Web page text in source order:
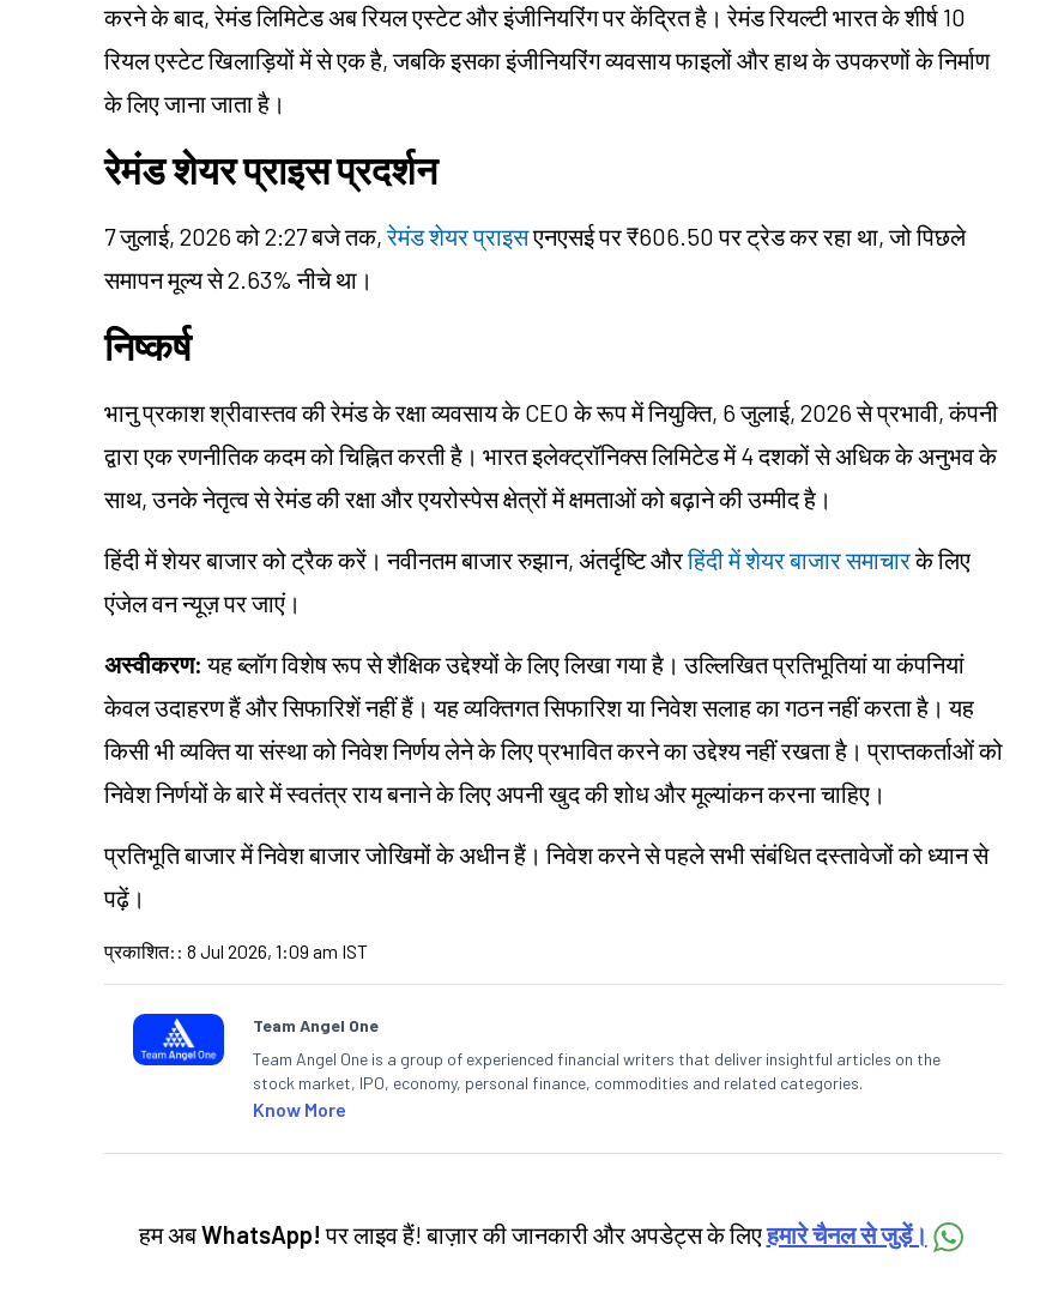
करने के बाद, रेमंड लिमिटेड अब रियल एस्टेट और इंजीनियरिंग पर केंद्रित है। रेमंड रियल्टी भारत के शीर्ष 10
रियल एस्टेट खिलाड़ियों में से एक है, जबकि इसका इंजीनियरिंग व्यवसाय फाइलों और हाथ के उपकरणों के निर्माण
के लिए जाना जाता है।
रेमंड शेयर प्राइस प्रदर्शन
7 जुलाई, 2026 को 2:27 बजे तक,रेमंड शेयर प्राइसएनएसई पर ₹606.50 पर ट्रेड कर रहा था, जो पिछले
समापन मूल्य से 2.63% नीचे था।
निष्कर्ष
भानु प्रकाश श्रीवास्तव की रेमंड के रक्षा व्यवसाय के CEO के रूप में नियुक्ति, 6 जुलाई, 2026 से प्रभावी, कंपनी
द्वारा एक रणनीतिक कदम को चिह्नित करती है। भारत इलेक्ट्रॉनिक्स लिमिटेड में 4 दशकों से अधिक के अनुभव के
साथ, उनके नेतृत्व से रेमंड की रक्षा और एयरोस्पेस क्षेत्रों में क्षमताओं को बढ़ाने की उम्मीद है।
हिंदी में शेयर बाजार को ट्रैक करें। नवीनतम बाजार रुझान, अंतर्दृष्टि औरहिंदी में शेयर बाजार समाचारके लिए
एंजेल वन न्यूज़ पर जाएं।
अस्वीकरण: यह ब्लॉग विशेष रूप से शैक्षिक उद्देश्यों के लिए लिखा गया है। उल्लिखित प्रतिभूतियां या कंपनियां
केवल उदाहरण हैं और सिफारिशें नहीं हैं। यह व्यक्तिगत सिफारिश या निवेश सलाह का गठन नहीं करता है। यह
किसी भी व्यक्ति या संस्था को निवेश निर्णय लेने के लिए प्रभावित करने का उद्देश्य नहीं रखता है। प्राप्तकर्ताओं को
निवेश निर्णयों के बारे में स्वतंत्र राय बनाने के लिए अपनी खुद की शोध और मूल्यांकन करना चाहिए।
प्रतिभूति बाजार में निवेश बाजार जोखिमों के अधीन हैं। निवेश करने से पहले सभी संबंधित दस्तावेजों को ध्यान से
पढ़ें।
प्रकाशित: : 8 Jul 2026, 1:09 am IST
Team Angel One
Team Angel One is a group of experienced financial writers that deliver insightful articles on the
stock market, IPO, economy, personal finance, commodities and related categories.
Know More
हम अबWhatsApp! पर लाइव हैं! बाज़ार की जानकारी और अपडेट्स के लिएहमारे चैनल से जुड़ें।